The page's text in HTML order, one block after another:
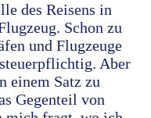
des Reisens in
Schon zu
und Flugzeuge
Aber
einem Satz zu
Gegenteil von